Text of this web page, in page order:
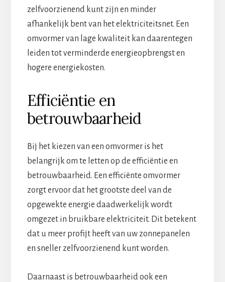
zelfvoorzienend kunt zijn en minder
afhankelijk bent van het elektriciteitsnet. Een
omvormer van lage kwaliteit kan daarentegen
leiden tot verminderde energieopbrengst en
hogere energiekosten.
Efficiëntie en
betrouwbaarheid
Bij het kiezen van een omvormer is het
belangrijk om te letten op de efficiëntie en
betrouwbaarheid. Een efficiënte omvormer
zorgt ervoor dat het grootste deel van de
opgewekte energie daadwerkelijk wordt
omgezet in bruikbare elektriciteit. Dit betekent
dat u meer profijt heeft van uw zonnepanelen
en sneller zelfvoorzienend kunt worden.
Daarnaast is betrouwbaarheid ook een